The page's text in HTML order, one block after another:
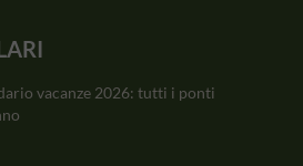
vacanze 2026: tutti i ponti